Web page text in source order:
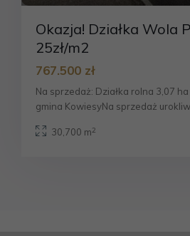
Okazja! Działka Wola
25zł/m2
767.500 zł
Na sprzedaż: Działka rolna 3,07
gmina KowiesyNa sprzedaż
30,700 m2